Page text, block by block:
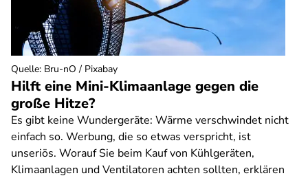
Hilft eine Mini-Klimaanlage gegen die
große Hitze?
Es gibt keine Wundergeräte: Wärme verschwindet nicht
einfach so. Werbung, die so etwas verspricht, ist
unseriös. Worauf Sie beim Kauf von Kühlgeräten,
Klimaanlagen und Ventilatoren achten sollten, erklären
Quelle: Bru-nO / Pixabay